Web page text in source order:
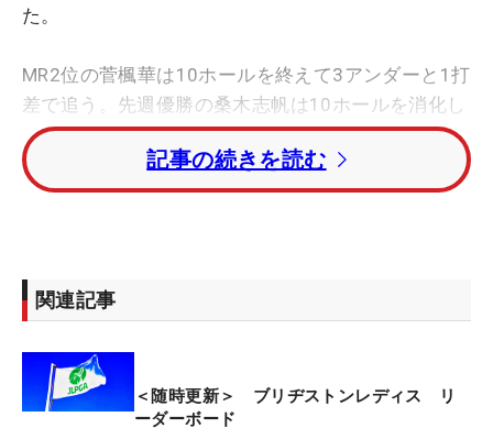
た。
MR2位の菅楓華は10ホールを終えて3アンダーと1打
差で追う。先週優勝の桑木志帆は10ホールを消化し
て1アンダーでプレーをしている。
米国女子ツアーを主戦場とし、今大会はスポット参
前半を終えている。
総勢120人が、賞金総額1億円、優勝賞金1800万円
をかけて4日間を戦う。
記事の続きを読む
関連記事
＜随時更新＞ ブリヂストンレディス リ
ーダーボード